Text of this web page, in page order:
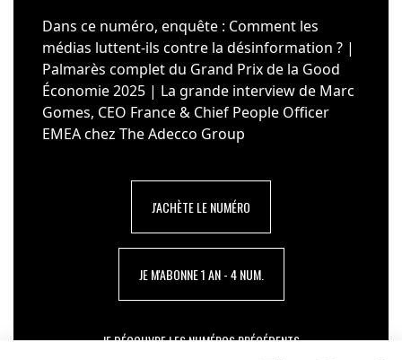
Dans ce numéro, enquête : Comment les
médias luttent-ils contre la désinformation ? |
Palmarès complet du Grand Prix de la Good
Économie 2025 | La grande interview de Marc
Gomes, CEO France & Chief People Officer
EMEA chez The Adecco Group
J'ACHÈTE LE NUMÉRO
JE M'ABONNE 1 AN - 4 NUM.
JE DÉCOUVRE LES NUMÉROS PRÉCÉDENTS